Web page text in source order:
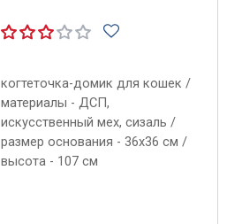
когтеточка-домик для кошек /
материалы - ДСП,
искусственный мех, сизаль /
размер основания - 36х36 см /
высота - 107 см